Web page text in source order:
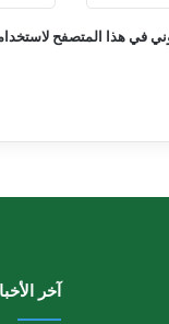
في هذا المتصفح
آخر